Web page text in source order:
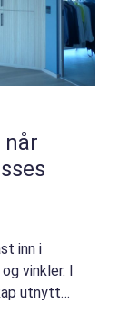
inn i
vinkler. I
utnytter